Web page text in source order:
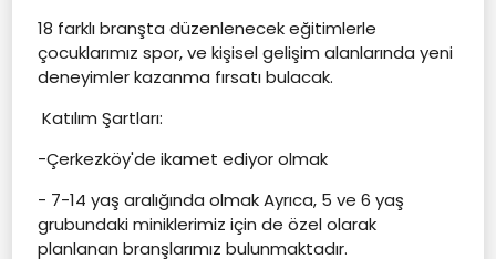
18 farklı branşta düzenlenecek eğitimlerle
çocuklarımız spor, ve kişisel gelişim alanlarında yeni
deneyimler kazanma fırsatı bulacak.
Katılım Şartları:
-Çerkezköy'de ikamet ediyor olmak
- 7-14 yaş aralığında olmak Ayrıca, 5 ve 6 yaş
grubundaki miniklerimiz için de özel olarak
planlanan branşlarımız bulunmaktadır.